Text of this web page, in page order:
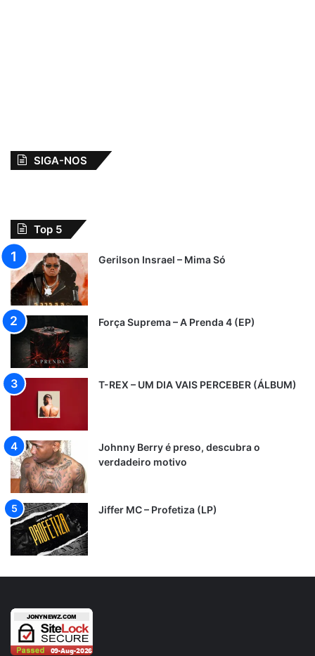
SIGA-NOS
Top 5
Gerilson Insrael – Mima Só
Força Suprema – A Prenda 4 (EP)
T-REX – UM DIA VAIS PERCEBER (ÁLBUM)
Johnny Berry é preso, descubra o
verdadeiro motivo
Jiffer MC – Profetiza (LP)